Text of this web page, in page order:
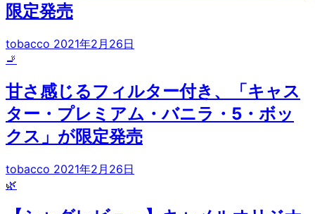
限定発売
tobacco 2021年2月26日
🚬
甘さ感じるフィルター付き、「キャス
ター・プレミアム・バニラ・5・ボッ
クス」が限定発売
tobacco 2021年2月26日
🌿